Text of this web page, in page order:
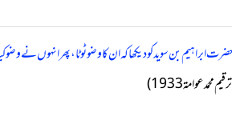
بن سوید کو دیکھا کہ ان کا وضو ٹوٹا، پھر انہوں نے وضو